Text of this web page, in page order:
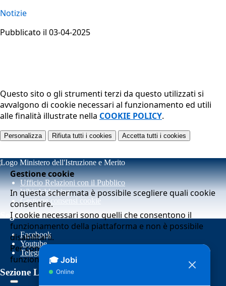
Notizie
Pubblicato il 03-04-2025
Questo sito o gli strumenti terzi da questo utilizzati si
avvalgono di cookie necessari al funzionamento ed utili
alle finalità illustrate nella COOKIE POLICY.
Personalizza Rifiuta tutti i cookies Accetta tutti i cookies
Gestione cookie
In questa schermata è possibile scegliere quali cookie
consentire.
I cookie necessari sono quelli che consentono il
funzionamento della piattaforma e non è possibile
disabilitarli.
Per conoscere quali sono i cookie necessari al
funzionamento potete visionare la
COOKIE POLICY
Ufficio Relazioni con il Pubblico
Whistleblowing
Gestione consensi cookie
Seguici su
Facebook
Youtube
Telegram
Sezione Link Utili